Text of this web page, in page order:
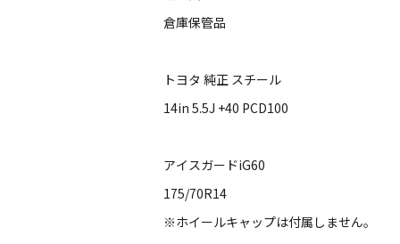
倉庫保管品
トヨタ 純正 スチール
14in 5.5J +40 PCD100
アイスガードiG60
175/70R14
※ホイールキャップは付属しません。